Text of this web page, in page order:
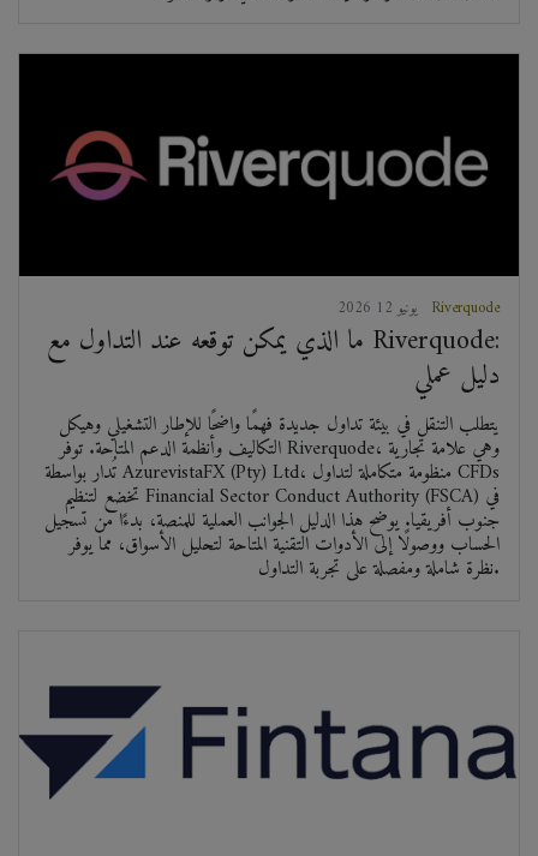
2026 يونيو 12 Riverquode
ما الذي يمكن توقعه عند التداول مع Riverquode:
دليل عملي
يتطلب التنقل في بيئة تداول جديدة فهمًا واضحًا للإطار التشغيلي وهيكل
التكاليف وأنظمة الدعم المتاحة. توفر Riverquode، وهي علامة تجارية
تُدار بواسطة AzurevistaFX (Pty) Ltd، منظومة متكاملة لتداول CFDs
تخضع لتنظيم Financial Sector Conduct Authority (FSCA) في
جنوب أفريقيا. يوضح هذا الدليل الجوانب العملية للمنصة، بدءًا من تسجيل
الحساب ووصولًا إلى الأدوات التقنية المتاحة لتحليل الأسواق، مما يوفر
نظرة شاملة ومفصلة على تجربة التداول.